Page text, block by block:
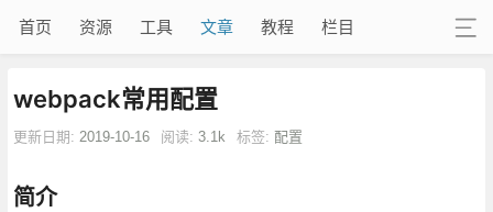
首页 资源 工具 文章 教程 栏目
webpack常用配置
更新日期: 2019-10-16 阅读: 3.1k 标签: 配置
简介